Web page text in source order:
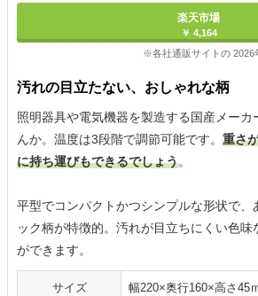
楽天市場
￥ 4,164
※各社通販サイトの 2026
汚れの目立たない、おしゃれな柄
照明器具や電気機器を製造する国産メーカ
んか。温度は3段階で調節可能です。 重さ
に持ち運びもできるでしょう。
平型でコンパクトかつシンプルな形状で、
ック柄が特徴的。汚れが目立ちにくい色味
ができます。
サイズ 幅220×奥行160×高さ45